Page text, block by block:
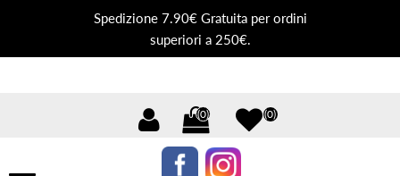
Spedizione 7.90€ Gratuita per ordini
superiori a 250€.
(0) (0)